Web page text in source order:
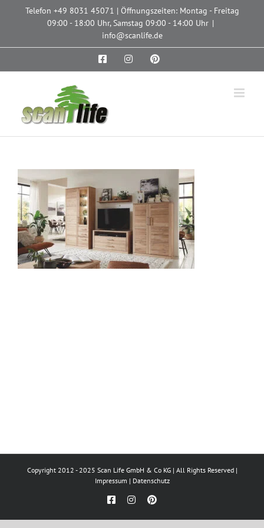
Telefon +49 8031 45071 | Öffnungszeiten: Montag - Freitag
09:00 - 18:00 Uhr, Samstag 09:00 - 14:00 Uhr |
info@scanlife.de
FacebookInstagramPinterest
Copyright 2012 - 2025 Scan Life GmbH & Co KG | All Rights Reserved |
Impressum | Datenschutz
FacebookInstagramPinterest